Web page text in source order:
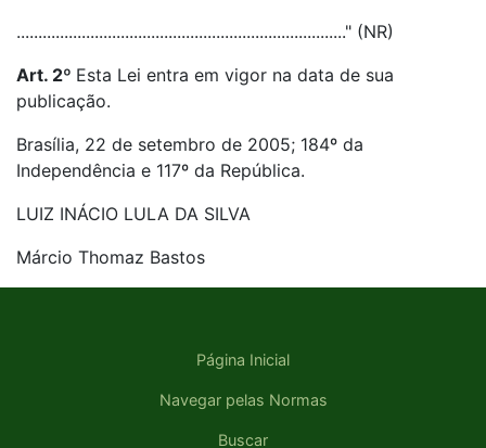
............................................................................" (NR)
Art. 2º Esta Lei entra em vigor na data de sua
publicação.
Brasília, 22 de setembro de 2005; 184º da
Independência e 117º da República.
LUIZ INÁCIO LULA DA SILVA
Márcio Thomaz Bastos
Página Inicial
Navegar pelas Normas
Buscar